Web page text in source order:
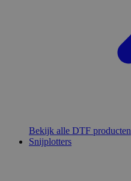
Bekijk alle DTF producten
Snijplotters